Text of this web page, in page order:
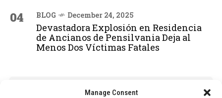
Manage Consent
04 BLOG December 24, 2025
Devastadora Explosión en Residencia
de Ancianos de Pensilvania Deja al
Menos Dos Víctimas Fatales